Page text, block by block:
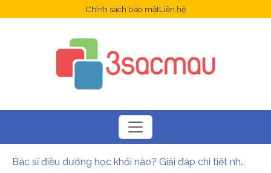
Chính sách bảo mậtLiên hệ
Bác sĩ điều dưỡng học khối nào? Giải đáp chi tiết nhất